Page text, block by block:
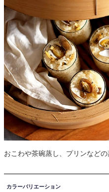
おこわや茶碗蒸し、プリンなどの
カラーバリエーション